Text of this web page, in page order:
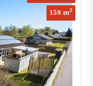
158 m2